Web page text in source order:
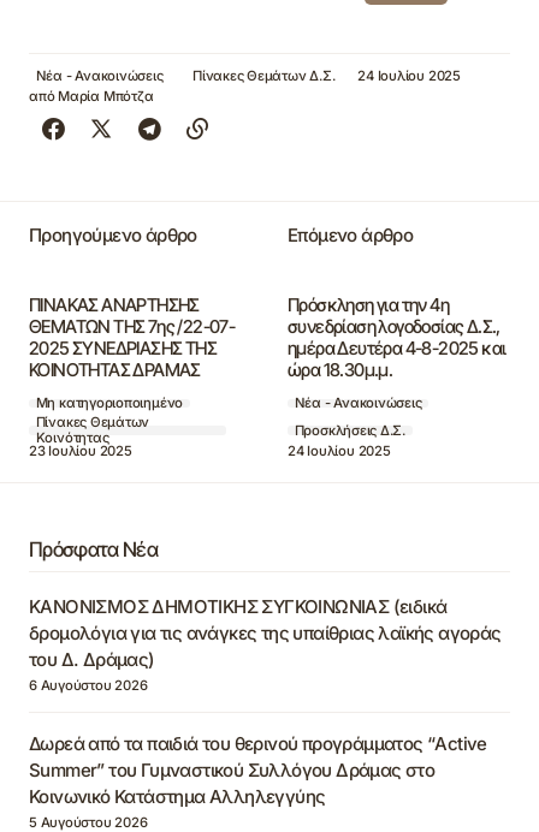
Νέα - Ανακοινώσεις Πίνακες Θεμάτων Δ.Σ.
24 Ιουλίου 2025
από Μαρία Μπότζα
Προηγούμενο άρθρο
ΠΙΝΑΚΑΣ ΑΝΑΡΤΗΣΗΣ
ΘΕΜΑΤΩΝ ΤΗΣ 7ης /22-07-
2025 ΣΥΝΕΔΡΙΑΣΗΣ ΤΗΣ
ΚΟΙΝΟΤΗΤΑΣ ΔΡΑΜΑΣ
Μη κατηγοριοποιημένο
Πίνακες Θεμάτων
Κοινότητας
23 Ιουλίου 2025
Επόμενο άρθρο
Πρόσκληση για την 4η
συνεδρίαση λογοδοσίας Δ.Σ.,
ημέρα Δευτέρα 4-8-2025 και
ώρα 18.30μ.μ.
Νέα - Ανακοινώσεις
Προσκλήσεις Δ.Σ.
24 Ιουλίου 2025
Πρόσφατα Νέα
ΚΑΝΟΝΙΣΜΟΣ ΔΗΜΟΤΙΚΗΣ ΣΥΓΚΟΙΝΩΝΙΑΣ (ειδικά
δρομολόγια για τις ανάγκες της υπαίθριας λαϊκής αγοράς
του Δ. Δράμας)
6 Αυγούστου 2026
Δωρεά από τα παιδιά του θερινού προγράμματος “Active
Summer” του Γυμναστικού Συλλόγου Δράμας στο
Κοινωνικό Κατάστημα Αλληλεγγύης
5 Αυγούστου 2026